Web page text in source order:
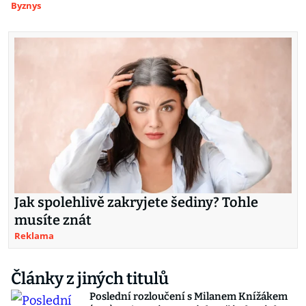
Byznys
Jak spolehlivě zakryjete šediny? Tohle
musíte znát
Reklama
Články z jiných titulů
Poslední rozloučení s Milanem Knížákem